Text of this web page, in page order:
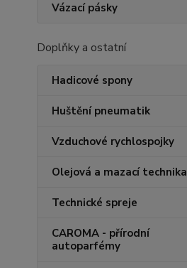
Vázací pásky
Doplňky a ostatní
Hadicové spony
Huštění pneumatik
Vzduchové rychlospojky
Olejová a mazací technika
Technické spreje
CAROMA - přírodní
autoparfémy